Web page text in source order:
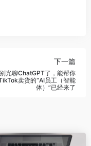
下一篇
别光聊ChatGPT了，能帮你
卖货的“AI员工（智能
体）”已经来了